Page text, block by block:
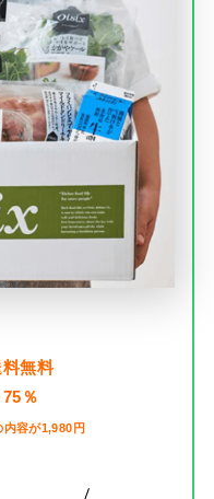
無料
％
容が1,980円